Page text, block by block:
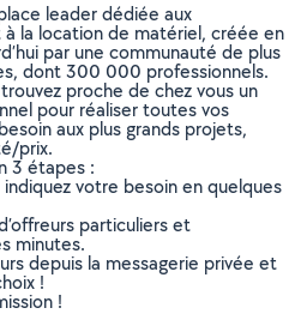
leader dédiée aux
la location de matériel, créée en
par une communauté de plus
dont 300 000 professionnels.
proche de chez vous un
pour réaliser toutes vos
aux plus grands projets,
prix.
3 étapes :
votre besoin en quelques
particuliers et
minutes.
depuis la messagerie privée et
!
!